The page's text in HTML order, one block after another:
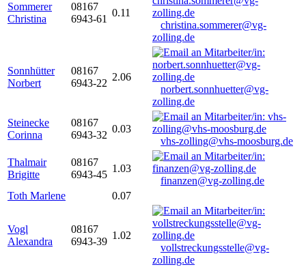
Sommerer
Christina
08167
6943-61
0.11
christina.sommerer@vg-
zolling.de
Sonnhütter
Norbert
08167
6943-22
2.06
norbert.sonnhuetter@vg-
zolling.de
Steinecke
Corinna
08167
6943-32
0.03
vhs-zolling@vhs-moosburg.de
Thalmair
Brigitte
08167
6943-45
1.03
finanzen@vg-zolling.de
Toth Marlene
0.07
Vogl
Alexandra
08167
6943-39
1.02
vollstreckungsstelle@vg-
zolling.de